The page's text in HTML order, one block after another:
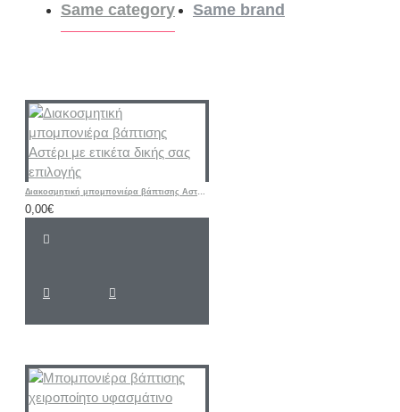
Same category Same brand
Διακοσμητική μπομπονιέρα βάπτισης Αστέρι με ετικέτα δικής σας επιλογής
0,00€